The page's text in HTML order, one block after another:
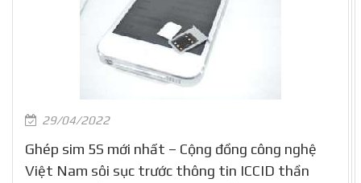
29/04/2022
Ghép sim 5S mới nhất – Cộng đồng công nghệ
Việt Nam sôi sục trước thông tin ICCID thần